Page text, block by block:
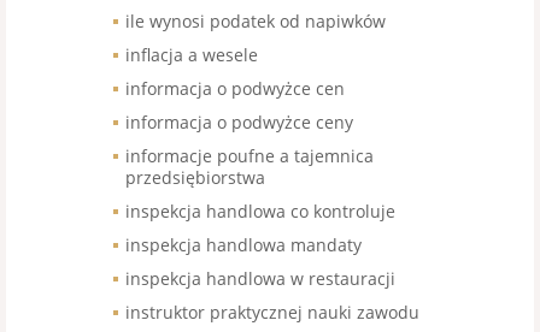
ile wynosi podatek od napiwków
inflacja a wesele
informacja o podwyżce cen
informacja o podwyżce ceny
informacje poufne a tajemnica
przedsiębiorstwa
inspekcja handlowa co kontroluje
inspekcja handlowa mandaty
inspekcja handlowa w restauracji
instruktor praktycznej nauki zawodu